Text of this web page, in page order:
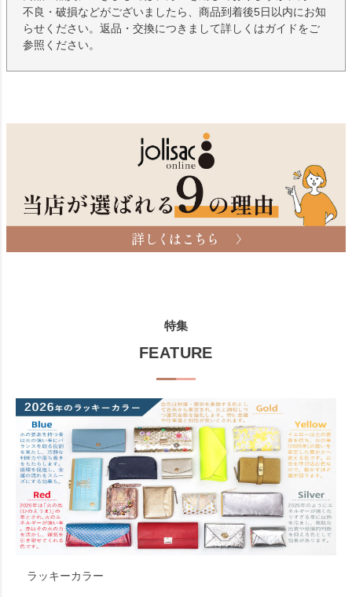
不良・破損などがございましたら、商品到着後5日以内にお知
らせください。返品・交換につきまして詳しくはガイドをご
参照ください。
特集
FEATURE
ラッキーカラー